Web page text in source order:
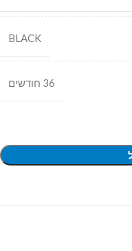
BLACK
36 חודשים